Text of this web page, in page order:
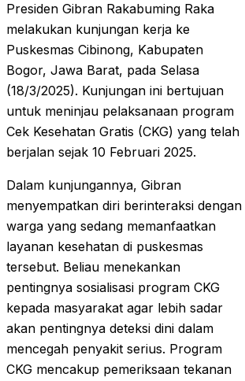
Presiden Gibran Rakabuming Raka
melakukan kunjungan kerja ke
Puskesmas Cibinong, Kabupaten
Bogor, Jawa Barat, pada Selasa
(18/3/2025). Kunjungan ini bertujuan
untuk meninjau pelaksanaan program
Cek Kesehatan Gratis (CKG) yang telah
berjalan sejak 10 Februari 2025.
Dalam kunjungannya, Gibran
menyempatkan diri berinteraksi dengan
warga yang sedang memanfaatkan
layanan kesehatan di puskesmas
tersebut. Beliau menekankan
pentingnya sosialisasi program CKG
kepada masyarakat agar lebih sadar
akan pentingnya deteksi dini dalam
mencegah penyakit serius. Program
CKG mencakup pemeriksaan tekanan